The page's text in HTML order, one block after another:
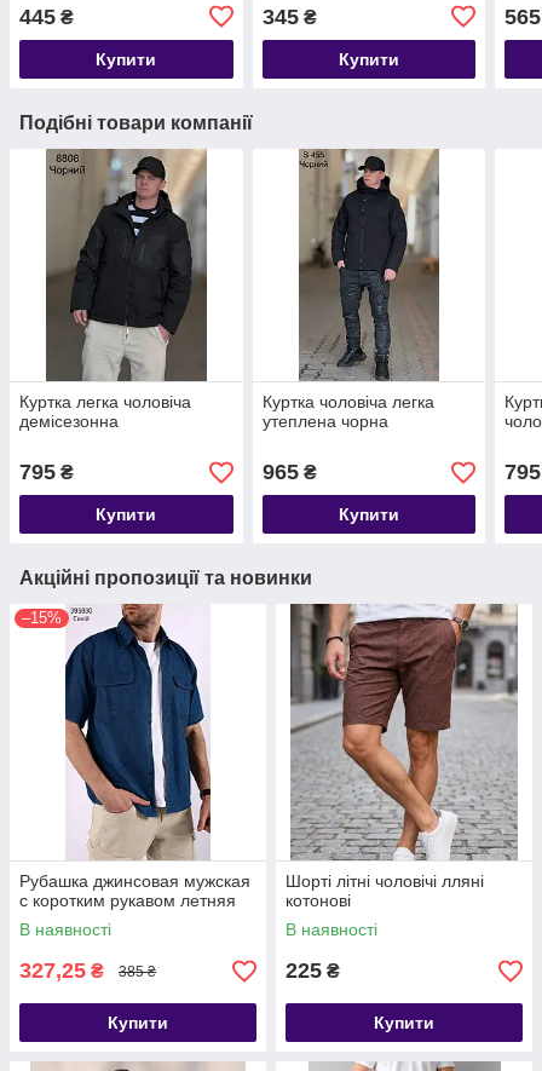
445 ₴
Купити
345₴
Купити
565
Подібні товари компанії
Куртка легка чоловіча
демісезонна
795 ₴
Купити
Куртка чоловіча легка
утеплена чорна
965₴
Купити
795
Акційні пропозиції та новинки
–15%
Рубашка джинсовая мужская
с коротким рукавом летняя
В наявності
327,25 ₴ 385 ₴
Купити
Шорті літні чоловічі лляні
котонові
В наявності
225 ₴
Купити